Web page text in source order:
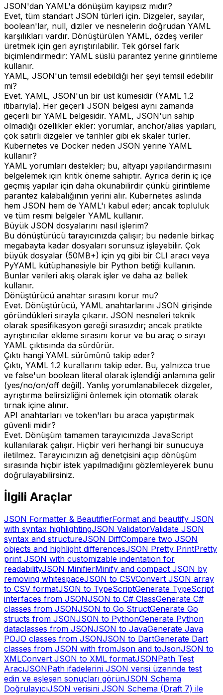
JSON'dan YAML'a dönüşüm kayıpsız mıdır?
Evet, tüm standart JSON türleri için. Dizgeler, sayılar,
boolean'lar, null, diziler ve nesnelerin doğrudan YAML
karşılıkları vardır. Dönüştürülen YAML, özdeş veriler
üretmek için geri ayrıştırılabilir. Tek görsel fark
biçimlendirmedir: YAML süslü parantez yerine girintileme
kullanır.
YAML, JSON'un temsil edebildiği her şeyi temsil edebilir
mi?
Evet. YAML, JSON'un bir üst kümesidir (YAML 1.2
itibarıyla). Her geçerli JSON belgesi aynı zamanda
geçerli bir YAML belgesidir. YAML, JSON'un sahip
olmadığı özellikler ekler: yorumlar, anchor/alias yapıları,
çok satırlı dizgeler ve tarihler gibi ek skaler türler.
Kubernetes ve Docker neden JSON yerine YAML
kullanır?
YAML yorumları destekler; bu, altyapı yapılandırmasını
belgelemek için kritik öneme sahiptir. Ayrıca derin iç içe
geçmiş yapılar için daha okunabilirdir çünkü girintileme
parantez kalabalığının yerini alır. Kubernetes aslında
hem JSON hem de YAML'ı kabul eder; ancak topluluk
ve tüm resmi belgeler YAML kullanır.
Büyük JSON dosyalarını nasıl işlerim?
Bu dönüştürücü tarayıcınızda çalışır; bu nedenle birkaç
megabayta kadar dosyaları sorunsuz işleyebilir. Çok
büyük dosyalar (50MB+) için yq gibi bir CLI aracı veya
PyYAML kütüphanesiyle bir Python betiği kullanın.
Bunlar verileri akış olarak işler ve daha az bellek
kullanır.
Dönüştürücü anahtar sırasını korur mu?
Evet. Dönüştürücü, YAML anahtarlarını JSON girişinde
göründükleri sırayla çıkarır. JSON nesneleri teknik
olarak spesifikasyon gereği sırasızdır; ancak pratikte
ayrıştırıcılar ekleme sırasını korur ve bu araç o sırayı
YAML çıktısında da sürdürür.
Çıktı hangi YAML sürümünü takip eder?
Çıktı, YAML 1.2 kurallarını takip eder. Bu, yalnızca true
ve false'un boolean literal olarak işlendiği anlamına gelir
(yes/no/on/off değil). Yanlış yorumlanabilecek dizgeler,
ayrıştırma belirsizliğini önlemek için otomatik olarak
tırnak içine alınır.
API anahtarları ve token'ları bu araca yapıştırmak
güvenli midir?
Evet. Dönüşüm tamamen tarayıcınızda JavaScript
kullanılarak çalışır. Hiçbir veri herhangi bir sunucuya
iletilmez. Tarayıcınızın ağ denetçisini açıp dönüşüm
sırasında hiçbir istek yapılmadığını gözlemleyerek bunu
doğrulayabilirsiniz.
İlgili Araçlar
JSON Formatter & BeautifierFormat and beautify JSON
with syntax highlightingJSON ValidatorValidate JSON
syntax and structureJSON DiffCompare two JSON
objects and highlight differencesJSON Pretty PrintPretty
print JSON with customizable indentation for
readabilityJSON MinifierMinify and compact JSON by
removing whitespaceJSON to CSVConvert JSON array
to CSV formatJSON to TypeScriptGenerate TypeScript
interfaces from JSONJSON to C# ClassGenerate C#
classes from JSONJSON to Go StructGenerate Go
structs from JSONJSON to PythonGenerate Python
dataclasses from JSONJSON to JavaGenerate Java
POJO classes from JSONJSON to DartGenerate Dart
classes from JSON with fromJson and toJsonJSON to
XMLConvert JSON to XML formatJSONPath Test
AracıJSONPath ifadelerini JSON verisi üzerinde test
edin ve eşleşen sonuçları görünJSON Schema
DoğrulayıcıJSON verisini JSON Schema (Draft 7) ile